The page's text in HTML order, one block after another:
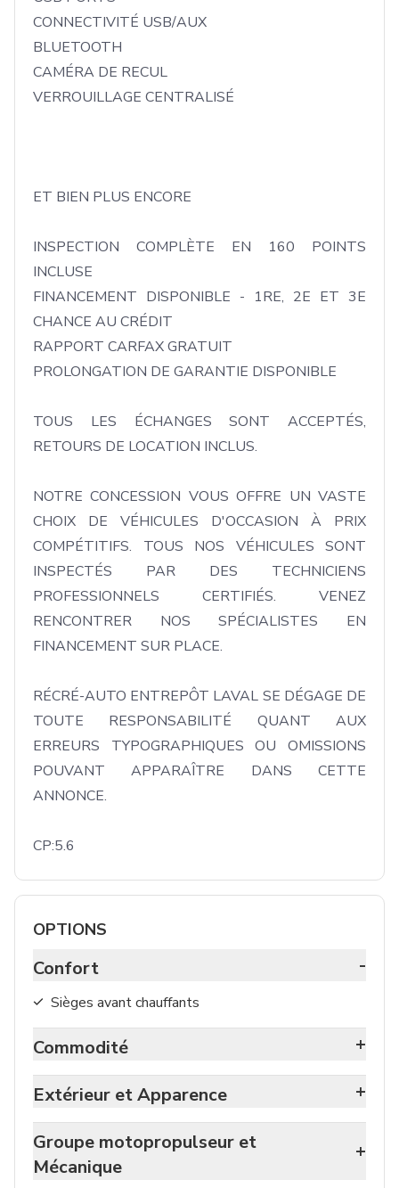
CONNECTIVITÉ USB/AUX
BLUETOOTH
CAMÉRA DE RECUL
VERROUILLAGE CENTRALISÉ
ET BIEN PLUS ENCORE
INSPECTION COMPLÈTE EN 160 POINTS
INCLUSE
FINANCEMENT DISPONIBLE - 1RE, 2E ET 3E
CHANCE AU CRÉDIT
RAPPORT CARFAX GRATUIT
PROLONGATION DE GARANTIE DISPONIBLE
TOUS LES ÉCHANGES SONT ACCEPTÉS,
RETOURS DE LOCATION INCLUS.
NOTRE CONCESSION VOUS OFFRE UN VASTE
CHOIX DE VÉHICULES D'OCCASION À PRIX
COMPÉTITIFS. TOUS NOS VÉHICULES SONT
INSPECTÉS PAR DES TECHNICIENS
PROFESSIONNELS CERTIFIÉS. VENEZ
RENCONTRER NOS SPÉCIALISTES EN
FINANCEMENT SUR PLACE.
RÉCRÉ-AUTO ENTREPÔT LAVAL SE DÉGAGE DE
TOUTE RESPONSABILITÉ QUANT AUX
ERREURS TYPOGRAPHIQUES OU OMISSIONS
POUVANT APPARAÎTRE DANS CETTE
ANNONCE.
CP:5.6
OPTIONS
Confort -
Sièges avant chauffants
Commodité +
Extérieur et Apparence +
Groupe motopropulseur et
Mécanique
+